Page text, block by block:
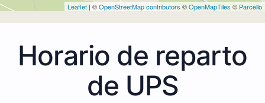
Leaflet | ©OpenStreetMap contributors ©OpenMapTiles © Parcello
Horario de reparto
de UPS